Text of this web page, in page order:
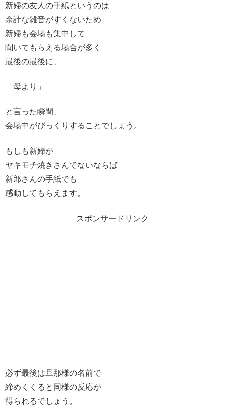
新婦の友人の手紙というのは
余計な雑音がすくないため
新婦も会場も集中して
聞いてもらえる場合が多く
最後の最後に、
「母より」
と言った瞬間、
会場中がびっくりすることでしょう。
もしも新婦が
ヤキモチ焼きさんでないならば
新郎さんの手紙でも
感動してもらえます。
スポンサードリンク
必ず最後は旦那様の名前で
締めくくると同様の反応が
得られるでしょう。